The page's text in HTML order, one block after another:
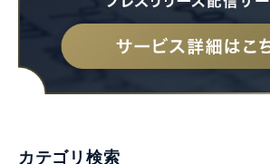
カテゴリ検索